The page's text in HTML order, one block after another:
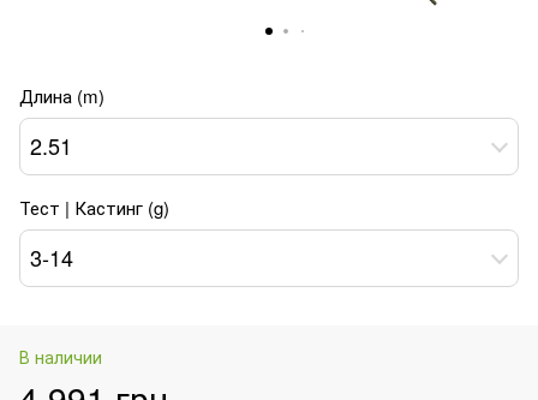
Длина (m)
2.51
Тест | Кастинг (g)
3-14
В наличии